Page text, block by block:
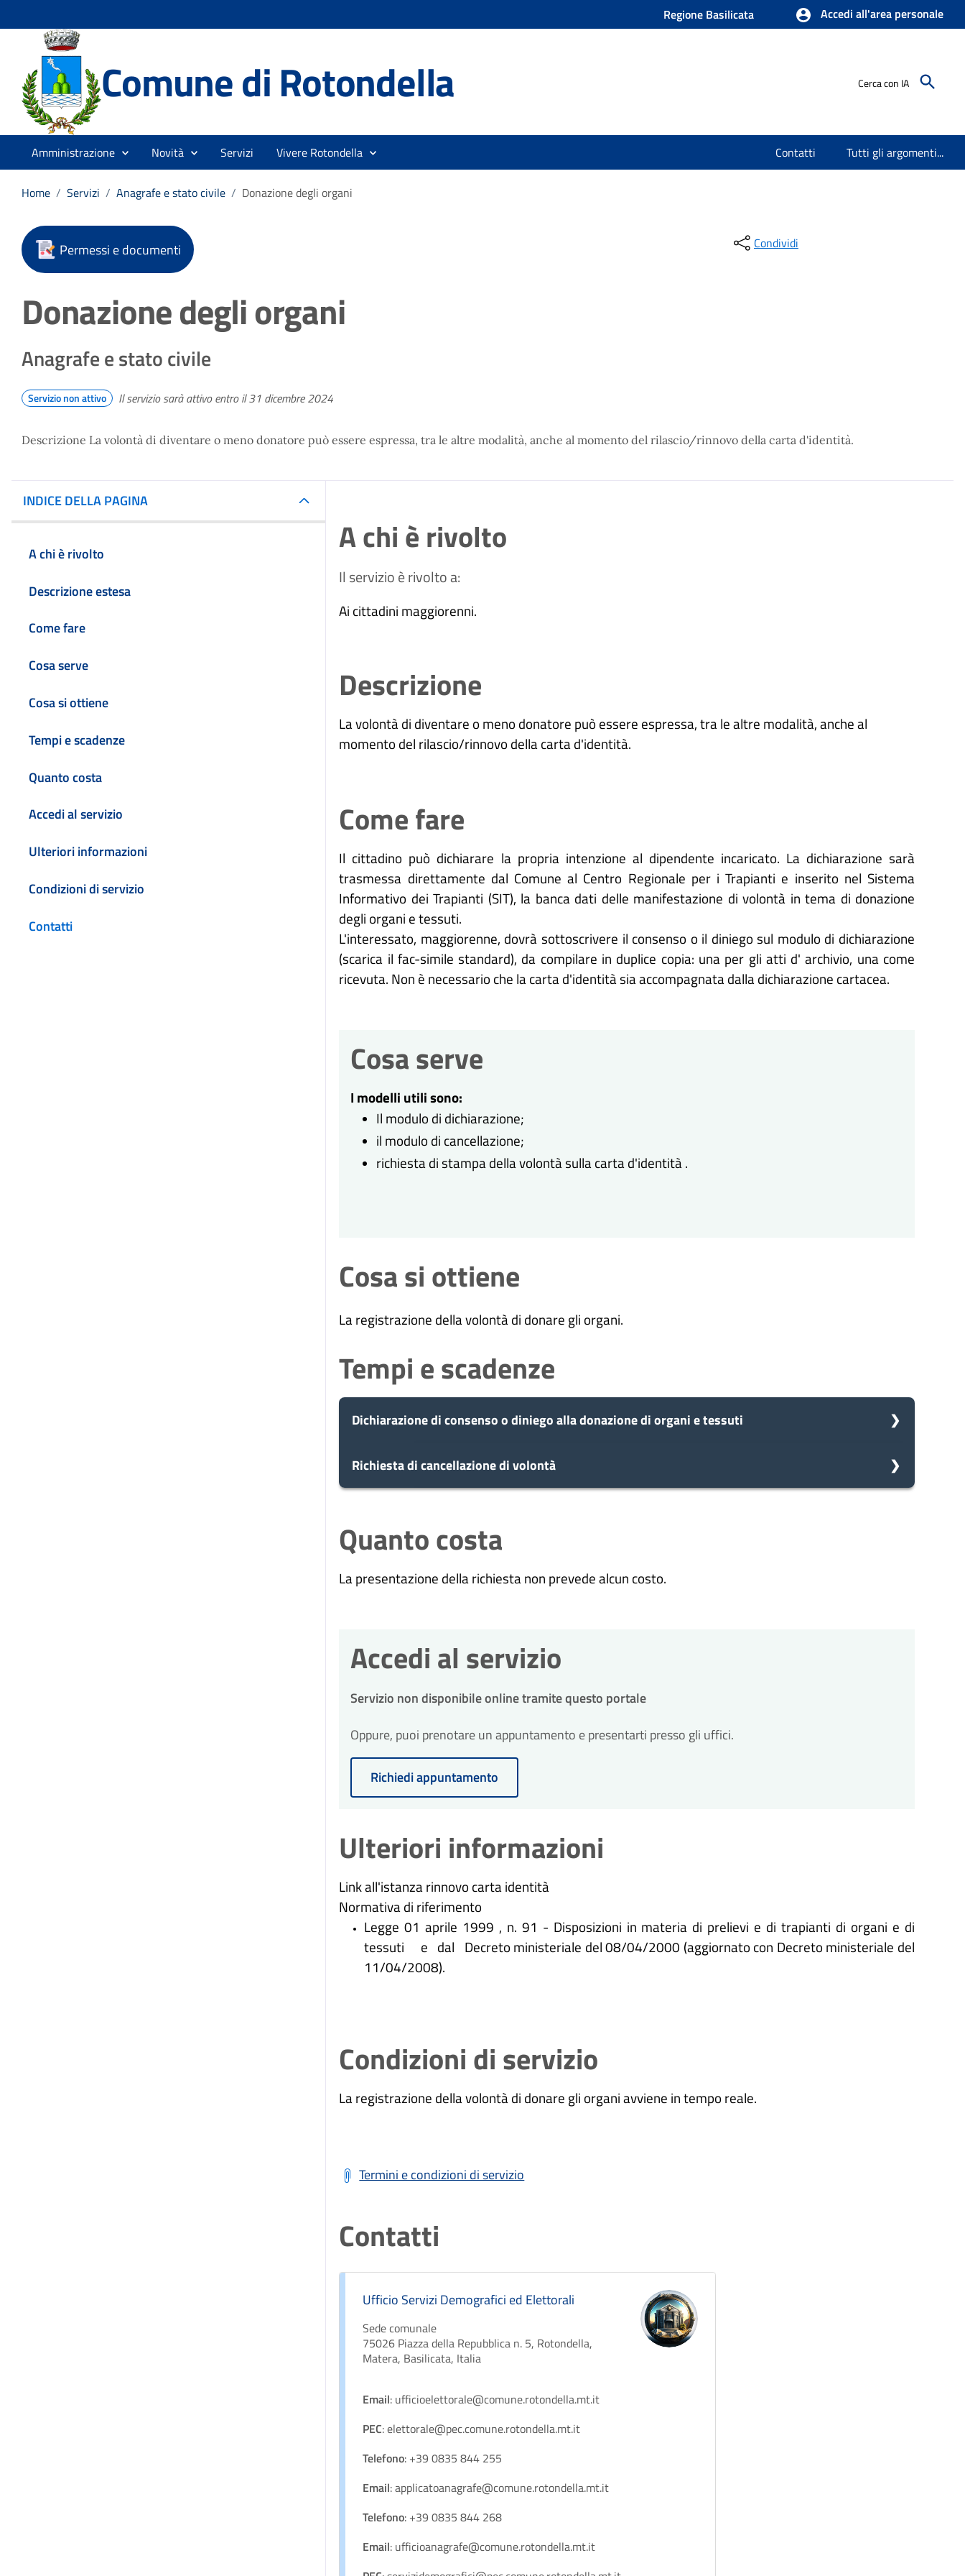
Regione Basilicata Accedi all'area personale
Comune di Rotondella Cerca con IA
Amministrazione Novità Servizi Vivere Rotondella Contatti Tutti gli argomenti...
Home / Servizi / Anagrafe e stato civile / Donazione degli organi
Permessi e documenti Condividi
Donazione degli organi
Anagrafe e stato civile
Servizio non attivo Il servizio sarà attivo entro il 31 dicembre 2024
Descrizione La volontà di diventare o meno donatore può essere espressa, tra le altre modalità, anche al momento del rilascio/rinnovo della carta d'identità.
INDICE DELLA PAGINA
A chi è rivolto
Descrizione estesa
Come fare
Cosa serve
Cosa si ottiene
Tempi e scadenze
Quanto costa
Accedi al servizio
Ulteriori informazioni
Condizioni di servizio
Contatti
A chi è rivolto
Il servizio è rivolto a:
Ai cittadini maggiorenni.
Descrizione
La volontà di diventare o meno donatore può essere espressa, tra le altre modalità, anche al
momento del rilascio/rinnovo della carta d'identità.
Come fare
Il cittadino può dichiarare la propria intenzione al dipendente incaricato. La dichiarazione sarà
trasmessa direttamente dal Comune al Centro Regionale per i Trapianti e inserito nel Sistema
Informativo dei Trapianti (SIT), la banca dati delle manifestazione di volontà in tema di donazione
degli organi e tessuti.
L'interessato, maggiorenne, dovrà sottoscrivere il consenso o il diniego sul modulo di dichiarazione
(scarica il fac-simile standard), da compilare in duplice copia: una per gli atti d' archivio, una come
ricevuta. Non è necessario che la carta d'identità sia accompagnata dalla dichiarazione cartacea.
Cosa serve
I modelli utili sono:
Il modulo di dichiarazione;
il modulo di cancellazione;
richiesta di stampa della volontà sulla carta d'identità .
Cosa si ottiene
La registrazione della volontà di donare gli organi.
Tempi e scadenze
Dichiarazione di consenso o diniego alla donazione di organi e tessuti
5
giorni
Presa in carico
Dopo aver presentato la tua richiesta, il comune avvia il procedimento e prenderà in carico la
10 Eventuale richiesta di integrazioni
30
giorni
Il procedimento amministrativo sarà concluso entro un massimo di 30 giorni dalla
Richiesta di cancellazione di volontà
giorni
Dopo aver presentato la tua richiesta, il comune avvia il procedimento e prenderà in carico la
tua domanda in 5 giorni.
richiesta di integrazioni entro 10 giorni dall'avvio del procedimento.
30
giorni
Conclusione del procedimento
Il procedimento amministrativo sarà concluso entro un massimo di 30 giorni dalla
presentazione dell'istanza.
Quanto costa
La presentazione della richiesta non prevede alcun costo.
Accedi al servizio
Servizio non disponibile online tramite questo portale
Oppure, puoi prenotare un appuntamento e presentarti presso gli uffici.
Richiedi appuntamento
Ulteriori informazioni
Link all'istanza rinnovo carta identità
Normativa di riferimento
Legge 01 aprile 1999 , n. 91 - Disposizioni in materia di prelievi e di trapianti di organi e di
tessuti e dal Decreto ministeriale del 08/04/2000 (aggiornato con Decreto ministeriale del
11/04/2008).
Condizioni di servizio
La registrazione della volontà di donare gli organi avviene in tempo reale.
Termini e condizioni di servizio
Contatti
Ufficio Servizi Demografici ed Elettorali
Sede comunale
75026 Piazza della Repubblica n. 5, Rotondella,
Matera, Basilicata, Italia
Email: ufficioelettorale@comune.rotondella.mt.it
PEC: elettorale@pec.comune.rotondella.mt.it
Telefono: +39 0835 844 255
Email: applicatoanagrafe@comune.rotondella.mt.it
Telefono: +39 0835 844 268
Email: ufficioanagrafe@comune.rotondella.mt.it